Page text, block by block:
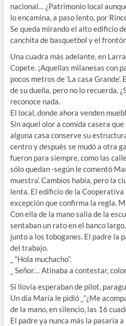
nacional… ¿Patrimonio local
lo encamina, a paso lento, por
Se queda mirando el alto edificio
canchita de basquetbol y el
Una cuadra más adelante, en
Copete. ¡Aquellas milanesas con
pocos metros de ‘La casa
de su dueña, pero no lo recuerda.
reconoce nada.
El local, donde ahora venden
Sin aquel olor a comida casera
alguna casa conserve su
centro y después se mudó a otra
fueron para siempre, como las
sólo quedan -según le comentó
muestra’. Cambios había, pero la
lenta. El edificio de la Cooperativa
excepción que confirma la regla.
Con ella de la mano salía de la
sentaban un rato en el banco
junto a los toboganes. El padre la
del trabajo.
_ “Hola muchacho”.
_ Señor… Atinaba a contestar,
Si llovía esperaban de pilot,
Un día María le pidió _“¿Me
de la mano, en silencio, las 16
El padre ya nunca más la pasaría